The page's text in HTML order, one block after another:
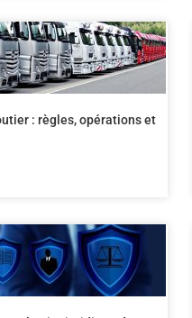
: règles, opérations et